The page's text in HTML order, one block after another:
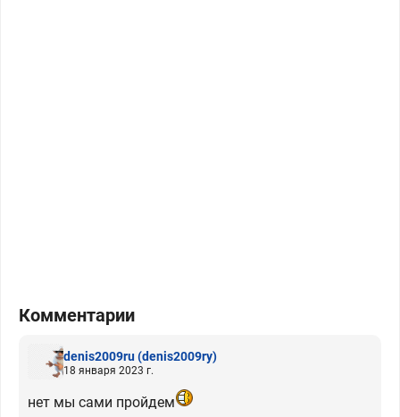
Комментарии
denis2009ru(denis2009ry)
18 января 2023 г.
нет мы сами пройдем